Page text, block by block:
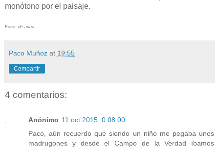
monótono por el paisaje.
Fotos de autor
Paco Muñoz at 19:55
Compartir
4 comentarios:
Anónimo 11 oct 2015, 0:08:00
Paco, aún recuerdo que siendo un niño me pegaba unos
madrugones y desde el Campo de la Verdad íbamos